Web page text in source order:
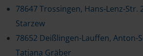
78647 Trossingen, Hans-Lenz-Str.
Starzew
78652 Deißlingen-Lauffen, Anton-
Tatjana Gräber